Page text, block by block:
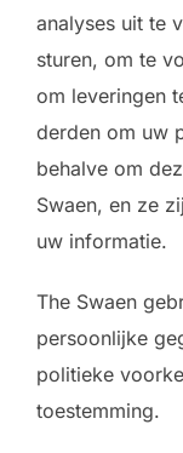
analyses uit te
sturen, om te
om leveringen
derden om uw
behalve om
Swaen, en ze
uw informatie.
The Swaen
persoonlijke
politieke
toestemming.